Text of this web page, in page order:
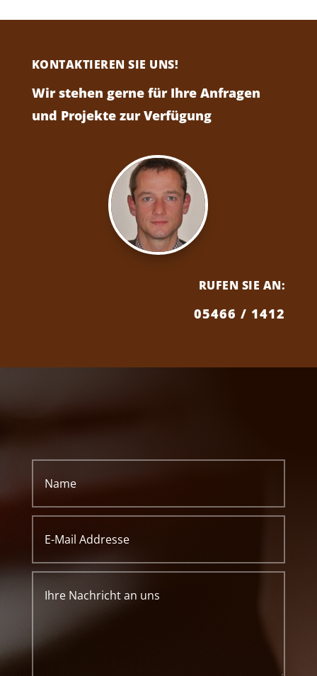
KONTAKTIEREN SIE UNS!
Wir stehen gerne für Ihre Anfragen
und Projekte zur Verfügung
RUFEN SIE AN:
05466 / 1412